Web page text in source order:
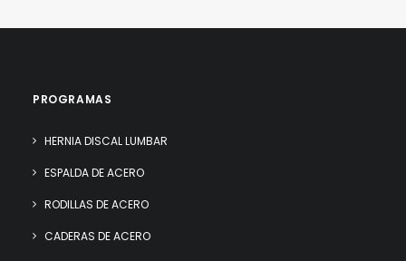
PROGRAMAS
HERNIA DISCAL LUMBAR
ESPALDA DE ACERO
RODILLAS DE ACERO
CADERAS DE ACERO